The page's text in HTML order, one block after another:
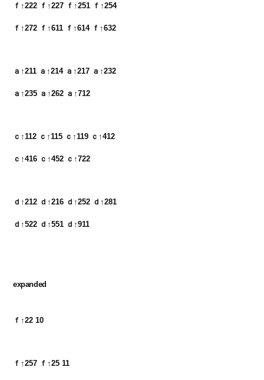
ｆ↑222 ｆ↑227 ｆ↑251 ｆ↑254
ａ↑211 ａ↑214 ａ↑217 ａ↑232
ｃ↑112 ｃ↑115 ｃ↑119 ｃ↑412
ｄ↑212 ｄ↑216 ｄ↑252 ｄ↑281
ｄ↑522 ｄ↑551 ｄ↑911
expanded
ｆ↑22 10
ｆ↑257 ｆ↑25 11